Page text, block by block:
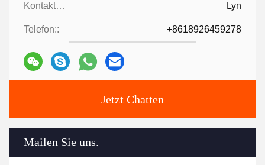
Kontaktpersonen: Lyn
Telefon:: +8618926459278
Jetzt Chatten
Mailen Sie uns.